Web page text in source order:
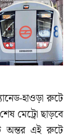
হাওড়া রুটে
মেট্রো ছাড়বে
অন্তর এই রুটে